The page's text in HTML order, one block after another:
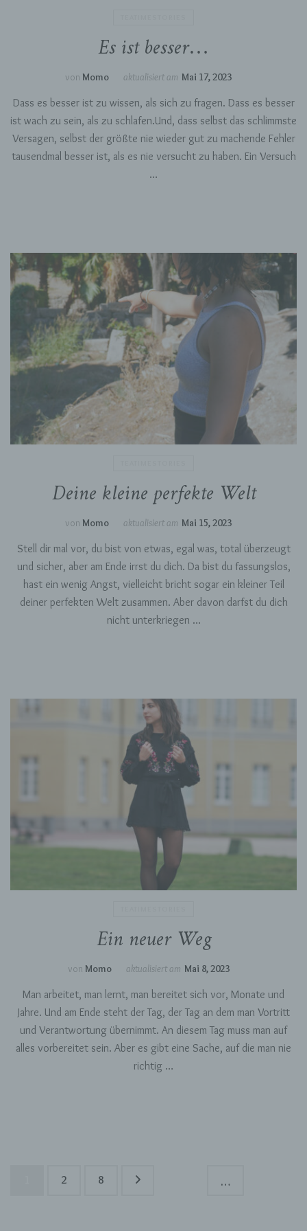
Es ist besser…
von Momo aktualisiert am Mai 17, 2023
Dass es besser ist zu wissen, als sich zu fragen. Dass es besser
ist wach zu sein, als zu schlafen.Und, dass selbst das schlimmste
Versagen, selbst der größte nie wieder gut zu machende Fehler
tausendmal besser ist, als es nie versucht zu haben. Ein Versuch
…
Deine kleine perfekte Welt
von Momo aktualisiert am Mai 15, 2023
Stell dir mal vor, du bist von etwas, egal was, total überzeugt
und sicher, aber am Ende irrst du dich. Da bist du fassungslos,
hast ein wenig Angst, vielleicht bricht sogar ein kleiner Teil
deiner perfekten Welt zusammen. Aber davon darfst du dich
nicht unterkriegen …
Ein neuer Weg
von Momo aktualisiert am Mai 8, 2023
Man arbeitet, man lernt, man bereitet sich vor, Monate und
Jahre. Und am Ende steht der Tag, der Tag an dem man Vortritt
und Verantwortung übernimmt. An diesem Tag muss man auf
alles vorbereitet sein. Aber es gibt eine Sache, auf die man nie
richtig …
Seitennummerierung
Seite
2 …
Seite
8
g) Verantwortlicher oder für die
Verantwortlicher oder für die Verarbeitung
Verantwortlicher ist die natürliche oder
juristische Person, Behörde, Einrichtung oder
andere Stelle, die allein oder gemeinsam mit
anderen über die Zwecke und Mittel der
Verarbeitung von personenbezogenen Daten
h) Auftragsverarbeiter
Auftragsverarbeiter ist eine natürliche oder
juristische Person, Behörde, Einrichtung oder
andere Stelle, die personenbezogene Daten im
Auftrag des Verantwortlichen verarbeitet.
i) Empfänger
Empfänger ist eine natürliche oder juristische
Person, Behörde, Einrichtung oder andere
sich bei ihr um einen Dritten handelt oder nicht.
Behörden, die im Rahmen eines bestimmten
oder dem Recht der Mitgliedstaaten
erhalten, gelten jedoch nicht als Empfänger.
j) Dritter
Dritter ist eine natürliche oder juristische
Auftragsverarbeiters befugt sind, die
personenbezogenen Daten zu verarbeiten.
k) Einwilligung
Einwilligung ist jede von der betroffenen Person
freiwillig für den bestimmten Fall in informierter
Weise und unmissverständlich abgegebene
Willensbekundung in Form einer Erklärung oder
einer sonstigen eindeutigen bestätigenden
Handlung, mit der die betroffene Person zu
verstehen gibt, dass sie mit der Verarbeitung
der sie betreffenden personenbezogenen Daten
Name und Anschrift des für die Verarbeitung
Verantwortlicher im Sinne der Datenschutz-
Grundverordnung, sonstiger in den Mitgliedstaaten
der Europäischen Union geltenden
Datenschutzgesetze und anderer Bestimmungen
mit datenschutzrechtlichem Charakter ist die:
015785747543